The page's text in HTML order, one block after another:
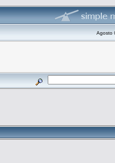
Agosto